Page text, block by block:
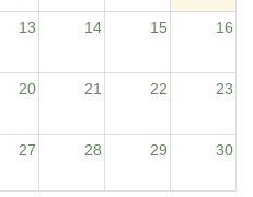
13 14 15 16
20 21 22 23
27 28 29 30